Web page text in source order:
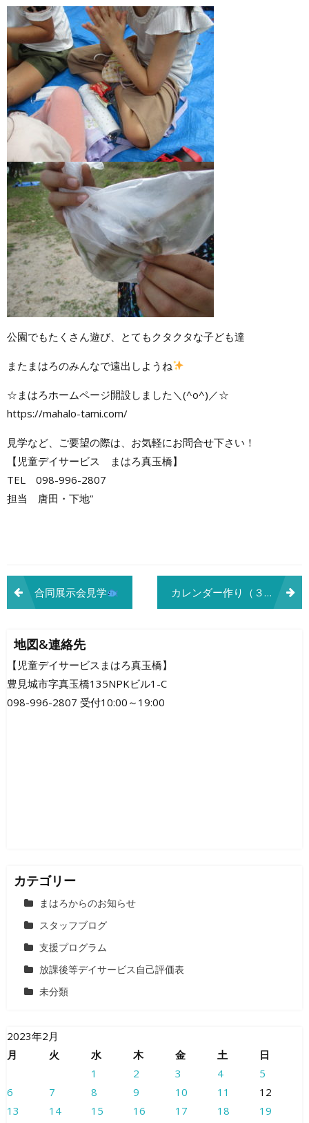
公園でもたくさん遊び、とてもクタクタな子ども達
またまはろのみんなで遠出しようね
☆まはろホームページ開設しました＼(^o^)／☆
https://mahalo-tami.com/
見学など、ご要望の際は、お気軽にお問合せ下さい！
【児童デイサービス まはろ真玉橋】
TEL 098-996-2807
担当 唐田・下地”
投
稿
ナ
ビ
ゲ
合同展示会見学 カレンダー作り（３月）
地図&連絡先
【児童デイサービスまはろ真玉橋】
豊見城市字真玉橋135NPKビル1-C
098-996-2807 受付10:00～19:00
カテゴリー
まはろからのお知らせ
スタッフブログ
支援プログラム
放課後等デイサービス自己評価表
未分類
2023年2月
月
火 水 木 金 土
日
1
2 3 4
5
6
7 8 9 10 11
12
13
14 15 16 17 18
19